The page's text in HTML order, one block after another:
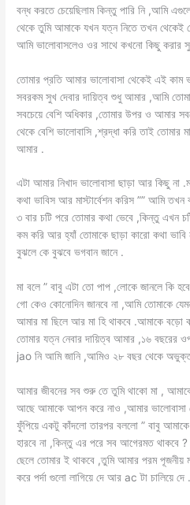
বন্ধ করতে চেয়েছিলাম কিন্তু পারি নি ,আমি
থেকে তুমি আমাকে যখন যত্ন নিতে তখন থেকেই
আমি ভালোবাসলেও ওর সাথে কখনো কিছু করার
তোমার প্রতি আমার ভালোবাসা থেকেই এই কাম
সবরকম সুখ দেবার দায়িত্ব শুধু আমার ,আমি
সবচেয়ে বেশি অধিকার ,তোমার উপর ও আমার
থেকে বেশি ভালোবাসি ,শ্রদ্ধা করি তাই তোমার
আমার .
এটা আমার নিখাদ ভালোবাসা ছাড়া আর কিছু না
কথা ভাবিস আর মাস্টার্বেশন করিস ”” আমি তখন
৩ বার চটি পরে তোমার কথা ভেবে ,কিন্তু এখন
কম করি আর হ্যাঁ তোমাকে ছাড়া কারো কথা ভাবি
বুঝলে কে বুঝবে ভগবান জানে .
মা বলে ” বাবু এটা তো পাপ ,লোকে জানলে কি
গো কেও কোনোদিন জানবে না ,আমি তোমাকে
আমার মা ছিলে আর মা হি থাকবে .আমাকে বড়ো
তোমার যত্ন নেবার দায়িত্ব আমার ,১৬ বছরের
jao নি আমি জানি ,আমিও ২৮ বছর থেকে অভুক্ত
আমার জীবনের সব শুরু তে তুমি থাকো মা ,
আছে আমাকে আপন করে নাও ,আমার ভালোবাসা
ফুঁপিয়ে একটু কাঁদলো তারপর বললো ” বাবু
হারবে না ,কিন্তু এর পরে সব আগেরমত থাকবে
ছেলে তোমার ই থাকবে ,তুমি আমার পরম পূজনীয়
করে পর্দা গুলো লাগিয়ে দে আর ac টা চালিয়ে